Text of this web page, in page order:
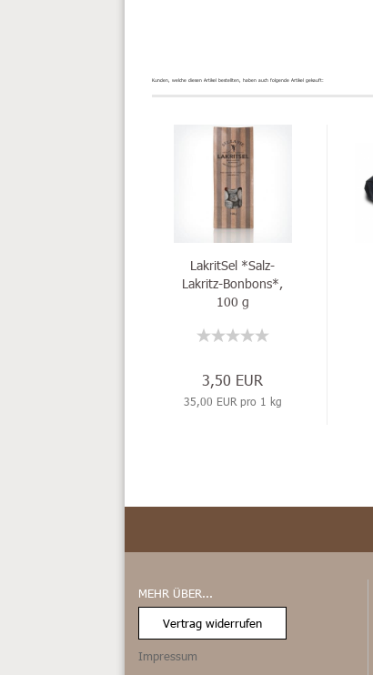
Kunden, welche diesen Artikel bestellten, haben auch folgende Artikel gekauft:
LakritSel *Salz-
Lakritz-Bonbons*,
100 g
3,50 EUR
35,00 EUR pro 1 kg
MEHR ÜBER...
Vertrag widerrufen
Impressum